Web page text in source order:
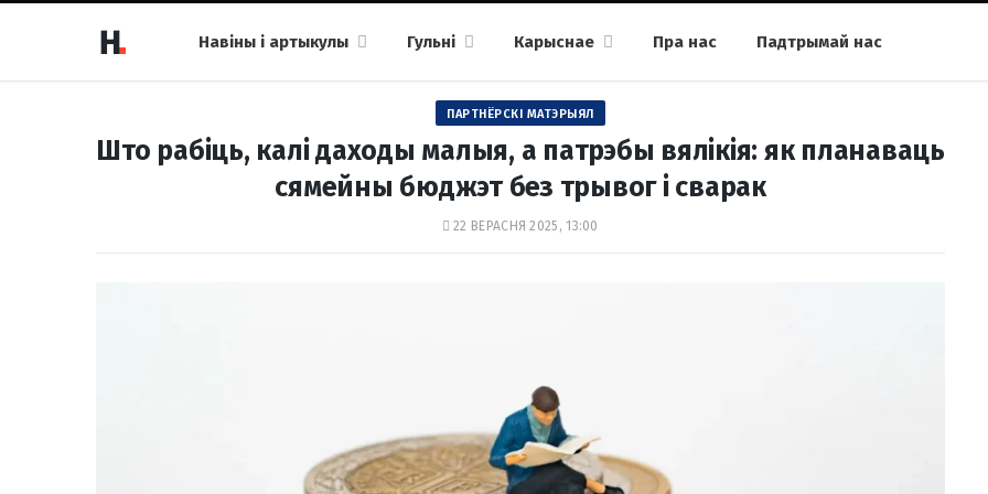
Навіны і артыкулы Гульні Карыснае Пра нас Падтрымай нас
ПАРТНЁРСКІ МАТЭРЫЯЛ
Што рабіць, калі даходы малыя, а патрэбы вялікія: як планаваць
сямейны бюджэт без трывог і сварак
22 ВЕРАСНЯ 2025, 13:00